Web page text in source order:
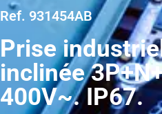
Ref. 931454AB
Prise
inclinée
400V~. IP67.